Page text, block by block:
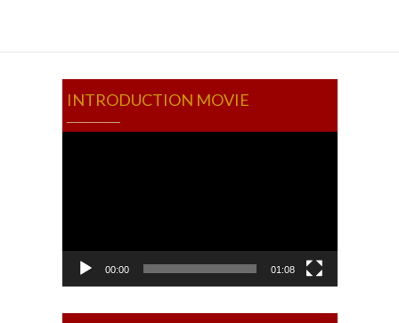
INTRODUCTION MOVIE
00:00 01:08